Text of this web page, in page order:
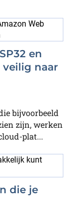
en
veilig naar
bijvoorbeeld
zijn, werken
plat...
die je